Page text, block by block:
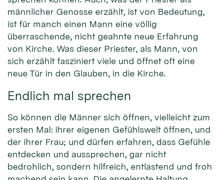
männlicher Genosse erzählt, ist von Bedeutung,
ist für manch einen Mann eine völlig
überraschende, nicht geahnte neue Erfahrung
von Kirche. Was dieser Priester, als Mann, von
sich erzählt fasziniert viele und öffnet oft eine
neue Tür in den Glauben, in die Kirche.
Endlich mal sprechen
So können die Männer sich öffnen, vielleicht zum
ersten Mal: ihrer eigenen Gefühlswelt öffnen, und
der ihrer Frau; und dürfen erfahren, dass Gefühle
entdecken und aussprechen, gar nicht
bedrohlich, sondern hilfreich, entlastend und froh